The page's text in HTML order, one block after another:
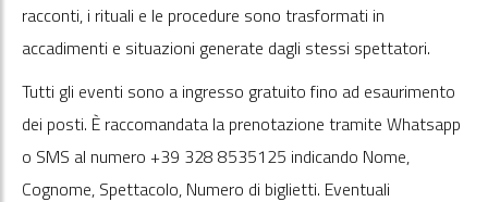
racconti, i rituali e le procedure sono trasformati in
accadimenti e situazioni generate dagli stessi spettatori.
Tutti gli eventi sono a ingresso gratuito fino ad esaurimento
dei posti. È raccomandata la prenotazione tramite Whatsapp
o SMS al numero +39 328 8535125 indicando Nome,
Cognome, Spettacolo, Numero di biglietti. Eventuali